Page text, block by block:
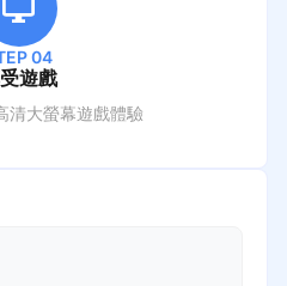
04
遊戲
清大螢幕遊戲體驗